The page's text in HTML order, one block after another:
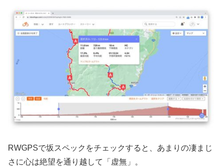
RWGPSで坂スペックをチェックすると、あまりの凄まじ
さに心は絶望を通り越して「虚無」。